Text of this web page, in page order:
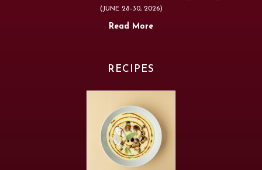
(JUNE 28–30, 2026)
Read More
RECIPES